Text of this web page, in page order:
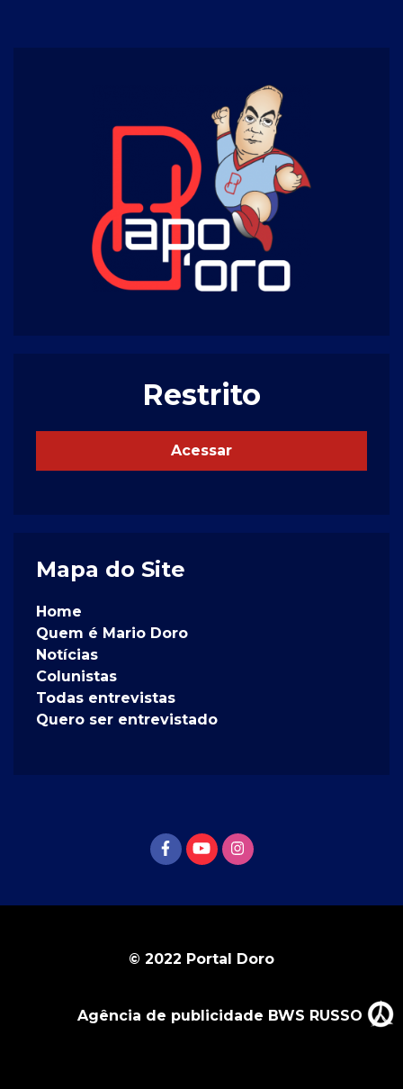
Restrito
Acessar
Mapa do Site
Home
Quem é Mario Doro
Notícias
Colunistas
Todas entrevistas
Quero ser entrevistado
© 2022 Portal Doro
Agência de publicidade BWS RUSSO